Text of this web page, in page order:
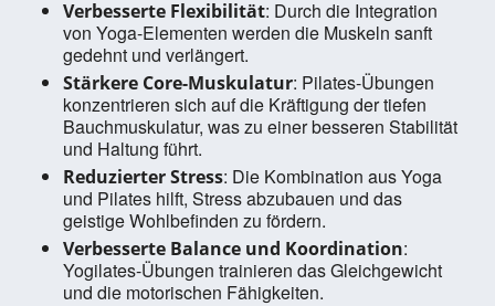
Verbesserte Flexibilität: Durch die Integration
von Yoga-Elementen werden die Muskeln sanft
gedehnt und verlängert.
Stärkere Core-Muskulatur: Pilates-Übungen
konzentrieren sich auf die Kräftigung der tiefen
Bauchmuskulatur, was zu einer besseren Stabilität
und Haltung führt.
Reduzierter Stress: Die Kombination aus Yoga
und Pilates hilft, Stress abzubauen und das
geistige Wohlbefinden zu fördern.
Verbesserte Balance und Koordination:
Yogilates-Übungen trainieren das Gleichgewicht
und die motorischen Fähigkeiten.